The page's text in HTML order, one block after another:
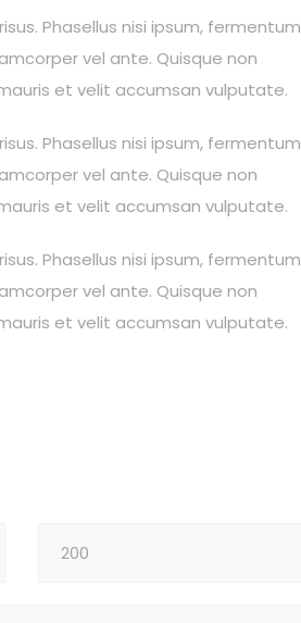
Phasellus nisi ipsum, fermentum
vel ante. Quisque non
et velit accumsan vulputate.
Phasellus nisi ipsum, fermentum
vel ante. Quisque non
et velit accumsan vulputate.
Phasellus nisi ipsum, fermentum
vel ante. Quisque non
et velit accumsan vulputate.